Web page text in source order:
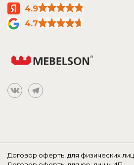
4.9
4.7
Договор оферты для физических лиц